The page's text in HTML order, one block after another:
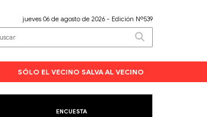
jueves 06 de agosto de 2026 - Edición Nº539
SÓLO EL VECINO SALVA AL VECINO
ENCUESTA